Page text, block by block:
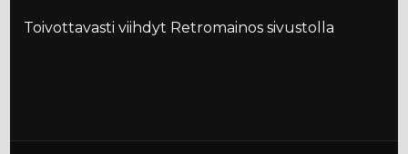
Toivottavasti viihdyt Retromainos sivustolla